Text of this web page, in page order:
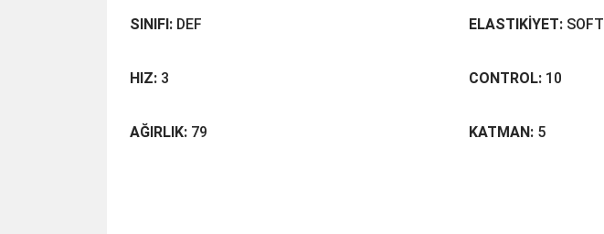
SINIFI: DEF ELASTIKİYET: SOFT
HIZ: 3 CONTROL: 10
AĞIRLIK: 79 KATMAN: 5